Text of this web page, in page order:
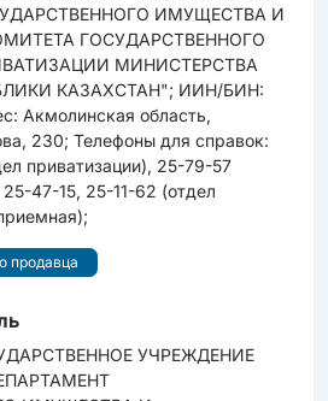
ИМУЩЕСТВА И
ГОСУДАРСТВЕННОГО
МИНИСТЕРСТВА
КАЗАХСТАН"; ИИН/БИН:
Акмолинская область,
230; Телефоны для справок:
приватизации), 25-79-57
47-15, 25-11-62 (отдел
продавца
УЧРЕЖДЕНИЕ